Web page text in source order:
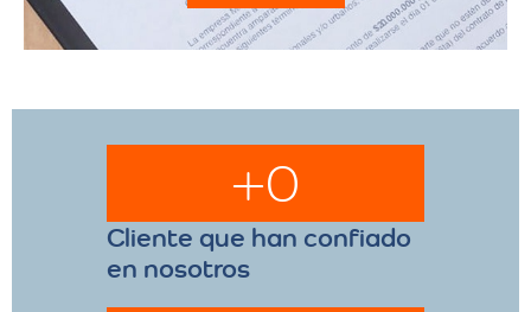
Cliente que han confiado
en nosotros
+0